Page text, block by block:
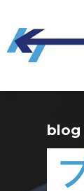
blog